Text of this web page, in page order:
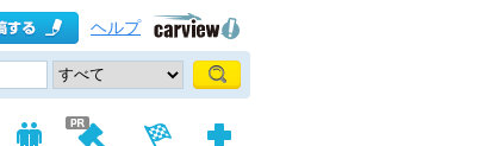
ヘルプ